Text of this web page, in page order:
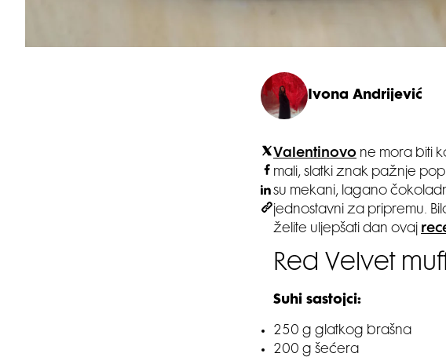
Ivona Andrijević
Valentinovo ne mora biti
mali, slatki znak pažnje
su mekani, lagano
jednostavni za pripremu.
želite uljepšati dan ovaj
Red Velvet
Suhi sastojci:
250 g glatkog brašna
200 g šećera